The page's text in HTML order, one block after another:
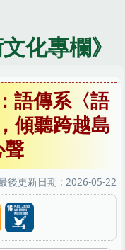
化專欄》
語傳系〈語
傾聽跨越島
聲
後更新日期 : 2026-05-22